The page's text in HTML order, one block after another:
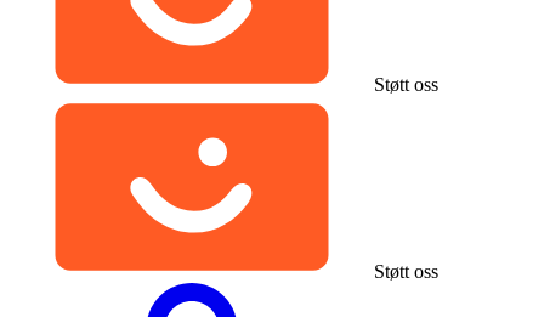
Støtt oss
Støtt oss